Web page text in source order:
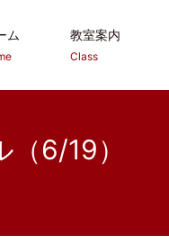
ム 教室案内
Class
6/19）